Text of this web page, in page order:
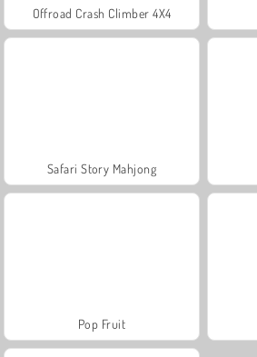
Offroad Crash Climber 4X4
Safari Story Mahjong
Pop Fruit